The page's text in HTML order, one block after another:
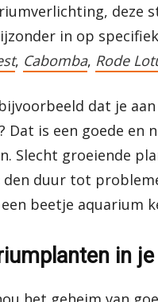
deze
in op
, Cabomba, Rode
dat je
Dat is een goede
Slecht groeiende
duur tot
beetje aquarium
in